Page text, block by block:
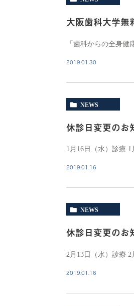
大阪歯科大学無
「歯科からの全身
2019.01.30
NEWS
休診日変更のお
1月16日（水）診療
2019.01.16
NEWS
休診日変更のお
2月13日（水）診療
2019.01.16